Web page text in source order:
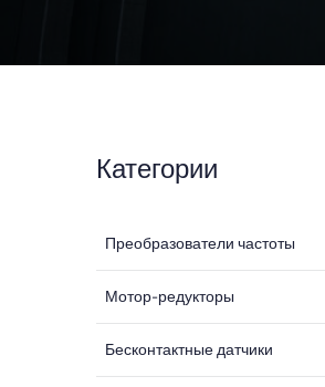
Категории
Преобразователи частоты
Мотор-редукторы
Бесконтактные датчики